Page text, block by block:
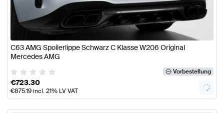
C63 AMG Spoilerlippe Schwarz C Klasse W206 Original
Mercedes AMG
Vorbestellung
€723.30
€875.19incl. 21% LV VAT